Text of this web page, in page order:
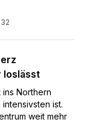
loslässt
Northern
ist.
weit mehr